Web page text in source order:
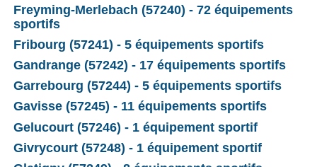
Freyming-Merlebach (57240) - 72 équipements
sportifs
Fribourg (57241) - 5 équipements sportifs
Gandrange (57242) - 17 équipements sportifs
Garrebourg (57244) - 5 équipements sportifs
Gavisse (57245) - 11 équipements sportifs
Gelucourt (57246) - 1 équipement sportif
Givrycourt (57248) - 1 équipement sportif